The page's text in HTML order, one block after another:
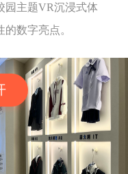
园主题VR沉浸式体
数字亮点。